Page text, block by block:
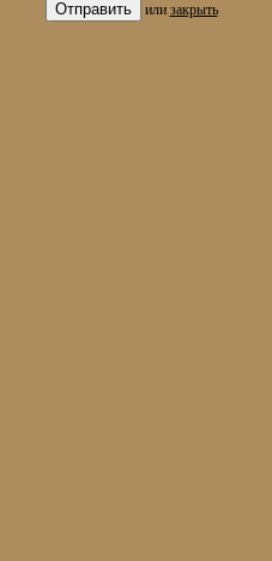
или закрыть